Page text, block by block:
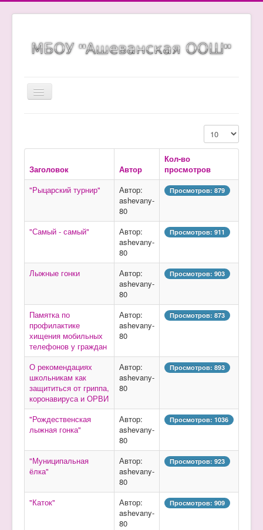
Включить/
выключить
Карта сайта
Детский сад
Ещё...
Кол-во строк:
Заголовок Автор
Кол-во
просмотров
"Рыцарский турнир"
Автор:
ashevany-
80
Просмотров: 879
"Самый - самый"
Автор:
ashevany-
80
Просмотров: 911
Лыжные гонки
Автор:
ashevany-
80
Просмотров: 903
Памятка по
профилактике
хищения мобильных
телефонов у граждан
Автор:
ashevany-
80
Просмотров: 873
О рекомендациях
школьникам как
защититься от гриппа,
коронавируса и ОРВИ
Автор:
ashevany-
80
Просмотров: 893
"Рождественская
лыжная гонка"
Автор:
ashevany-
80
Просмотров: 1036
"Муниципальная
ёлка"
Автор:
ashevany-
80
Просмотров: 923
"Каток"
Автор:
ashevany-
80
Просмотров: 909